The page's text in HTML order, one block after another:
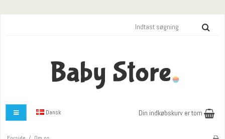
Dansk Din indkøbskurv er tom